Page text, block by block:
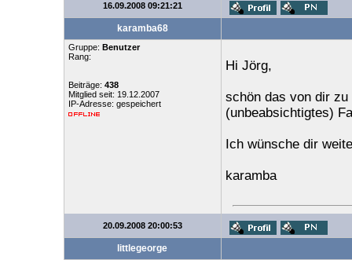
16.09.2008 09:21:21
karamba68
Gruppe: Benutzer
Rang:
Beiträge: 438
Mitglied seit: 19.12.2007
IP-Adresse: gespeichert
Hi Jörg,
schön das von dir
(unbeabsichtigtes)
Ich wünsche dir
karamba
20.09.2008 20:00:53
littlegeorge